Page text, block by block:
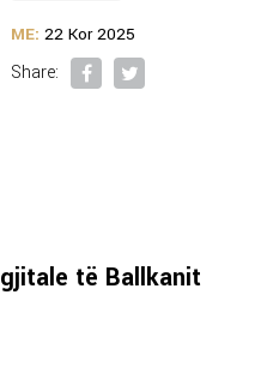
ME: 22 Kor 2025
Share:
të Ballkanit